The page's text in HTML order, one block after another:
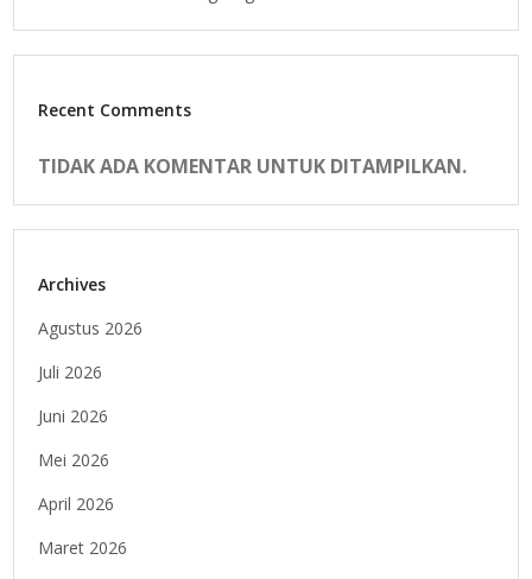
Recent Comments
TIDAK ADA KOMENTAR UNTUK DITAMPILKAN.
Archives
Agustus 2026
Juli 2026
Juni 2026
Mei 2026
April 2026
Maret 2026